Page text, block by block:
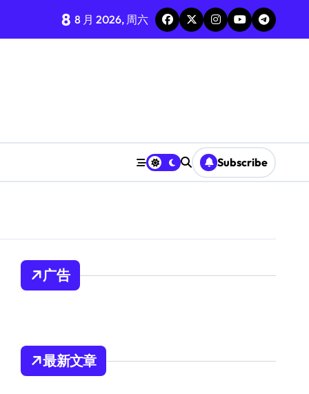
8 8 月 2026, 周六
Subscribe
广告
最新文章